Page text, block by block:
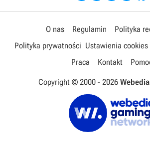
O nas Regulamin
Polityka
Polityka prywatności Ustawienia cookies
Praca
Kontakt
Copyright © 2000 - 2026